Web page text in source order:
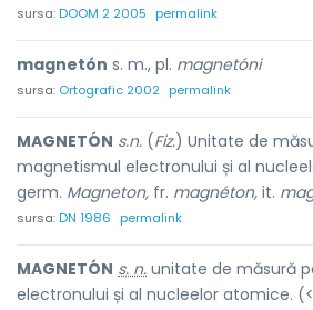
sursa:DOOM 2 2005 permalink
magnetón s. m., pl. magnetóni
sursa: Ortografic 2002 permalink
MAGNETÓN s.n. (Fiz.) Unitate de
magnetismul electronului și al
germ. Magneton, fr. magnéton, it.
sursa:DN 1986 permalink
MAGNETÓN s. n. unitate de măsură
electronului și al nucleelor atomice.